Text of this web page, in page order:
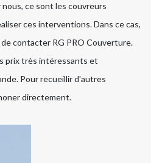
ce sont les couvreurs
ces interventions. Dans ce cas,
contacter RG PRO Couverture.
prix très intéressants et
Pour recueillir d'autres
directement.